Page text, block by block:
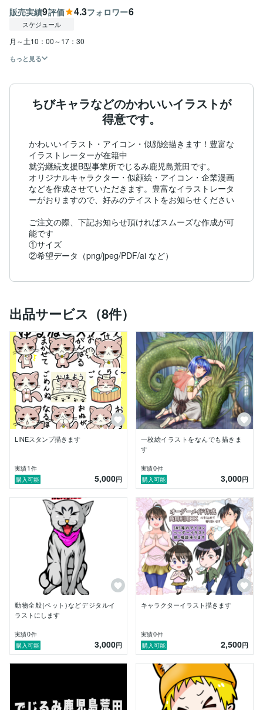
販売実績9評価 4.3フォロワー6
スケジュール
月～土10：00～17：30
もっと見る
ちびキャラなどのかわいいイラストが
得意です。
かわいいイラスト・アイコン・似顔絵描きます！豊富な
イラストレーターが在籍中
就労継続支援B型事業所でじるみ鹿児島荒田です。
オリジナルキャラクター・似顔絵・アイコン・企業漫画
などを作成させていただきます。豊富なイラストレータ
ーがおりますので、好みのテイストをお知らせください
ご注文の際、下記お知らせ頂ければスムーズな作成が可
能です
①サイズ
②希望データ（png/jpeg/PDF/ai など）
出品サービス（8件）
LINEスタンプ描きます
実績1 件
購入可能
5,000円
一枚絵イラストをなんでも描きま
す
実績0件
購入可能
3,000円
動物全般(ペット)などデジタルイ
ラストにします
実績0件
購入可能
3,000円
キャラクターイラスト描きます
実績0件
購入可能
2,500円